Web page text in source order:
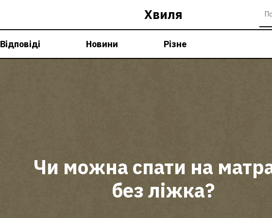
Хвиля
Відповіді Новини Різне
Чи можна спати на
без ліжка?